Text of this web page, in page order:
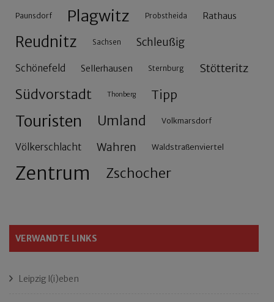
Paunsdorf Plagwitz Probstheida Rathaus
Reudnitz Sachsen Schleußig
Schönefeld Sellerhausen Sternburg Stötteritz
Südvorstadt Thonberg Tipp
Touristen Umland Volkmarsdorf
Völkerschlacht Wahren Waldstraßenviertel
Zentrum Zschocher
VERWANDTE LINKS
Leipzig l(i)eben